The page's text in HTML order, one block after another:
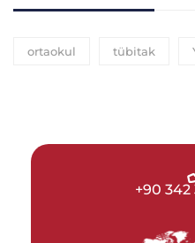
ortaokul tübitak
+90 342